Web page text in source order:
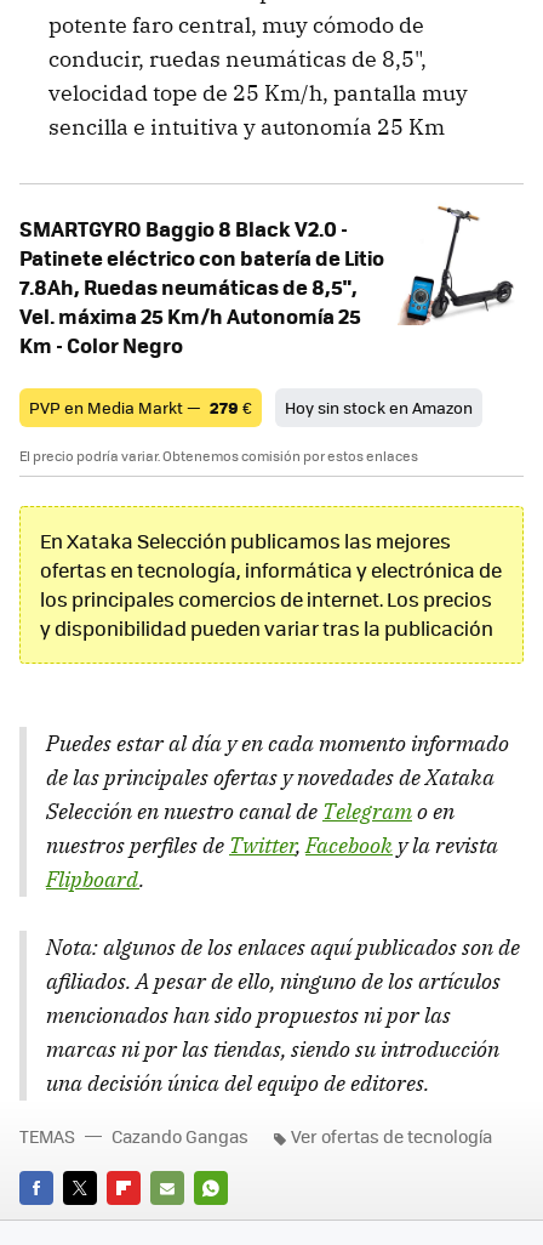
potente faro central, muy cómodo de
conducir, ruedas neumáticas de 8,5",
velocidad tope de 25 Km/h, pantalla muy
sencilla e intuitiva y autonomía 25 Km
SMARTGYRO Baggio 8 Black V2.0 -
Patinete eléctrico con batería de Litio
7.8Ah, Ruedas neumáticas de 8,5",
Vel. máxima 25 Km/h Autonomía 25
Km - Color Negro
PVP en Media Markt — 279 € Hoy sin stock en Amazon
El precio podría variar. Obtenemos comisión por estos enlaces
En Xataka Selección publicamos las mejores
ofertas en tecnología, informática y electrónica de
los principales comercios de internet. Los precios
y disponibilidad pueden variar tras la publicación
Puedes estar al día y en cada momento informado
de las principales ofertas y novedades de Xataka
Selección en nuestro canal de Telegramo en
nuestros perfiles de Twitter,Facebook y la revista
Flipboard.
Nota: algunos de los enlaces aquí publicados son de
afiliados. A pesar de ello, ninguno de los artículos
mencionados han sido propuestos ni por las
marcas ni por las tiendas, siendo su introducción
una decisión única del equipo de editores.
FACEBOOK
TWITTERFLIPBOARD
E-
WHATSAPP
TEMAS Cazando Gangas Ver ofertas de tecnología